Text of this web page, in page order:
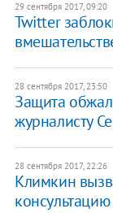
29 сентября 2017, 09:20
Twitter
28 сентября 2017, 23:50
Защита
журналисту
28 сентября 2017, 22:26
Климкин